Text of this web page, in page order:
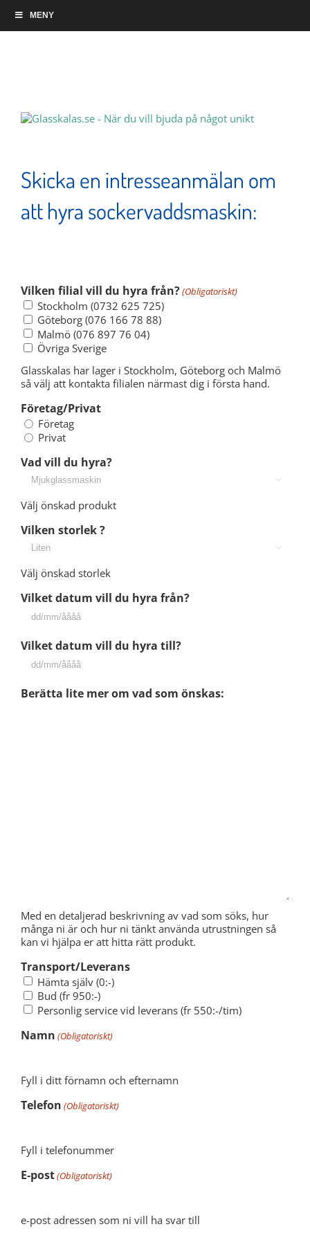
content
Skicka en intresseanmälan om
att hyra sockervaddsmaskin:
Vilken filial vill du hyra från?(Obligatoriskt)
Stockholm (0732 625 725)
Göteborg (076 166 78 88)
Malmö (076 897 76 04)
Övriga Sverige
Glasskalas har lager i Stockholm, Göteborg och Malmö
så välj att kontakta filialen närmast dig i första hand.
Företag/Privat
Företag
Privat
Vad vill du hyra?

Välj önskad produkt
Vilken storlek ?

Välj önskad storlek
Vilket datum vill du hyra från?
DD
MM
snedstreck
Vilket datum vill du hyra till?
DD
MM
Berätta lite mer om vad som önskas:
Med en detaljerad beskrivning av vad som söks, hur
många ni är och hur ni tänkt använda utrustningen så
kan vi hjälpa er att hitta rätt produkt.
Transport/Leverans
Hämta själv (0:-)
Bud (fr 950:-)
Personlig service vid leverans (fr 550:-/tim)
Namn (Obligatoriskt)
Fyll i ditt förnamn och efternamn
Telefon (Obligatoriskt)
Fyll i telefonummer
E-post(Obligatoriskt)
e-post adressen som ni vill ha svar till
MENY